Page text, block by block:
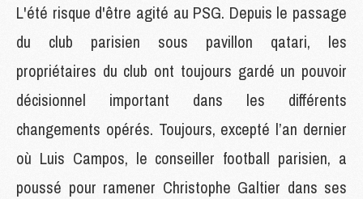
L'été risque d'être agité au PSG. Depuis le passage
du club parisien sous pavillon qatari, les
propriétaires du club ont toujours gardé un pouvoir
décisionnel important dans les différents
changements opérés. Toujours, excepté l’an dernier
où Luis Campos, le conseiller football parisien, a
poussé pour ramener Christophe Galtier dans ses